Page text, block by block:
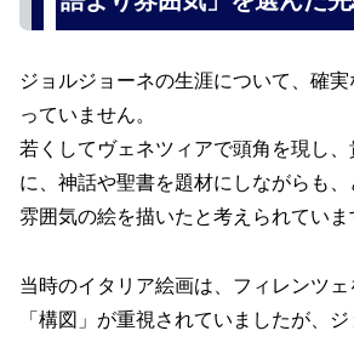
ジョルジョーネの生涯について、確
っていません。
若くしてヴェネツィアで頭角を現し
に、神話や聖書を題材にしながらも
雰囲気の絵を描いたと考えられていま
当時のイタリア絵画は、フィレンツ
「構図」が重視されていましたが、